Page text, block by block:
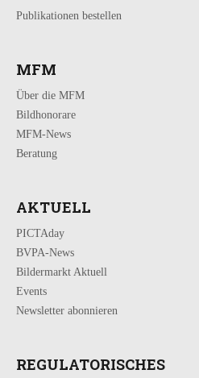
Publikationen bestellen
MFM
Über die MFM
Bildhonorare
MFM-News
Beratung
AKTUELL
PICTAday
BVPA-News
Bildermarkt Aktuell
Events
Newsletter abonnieren
REGULATORISCHES